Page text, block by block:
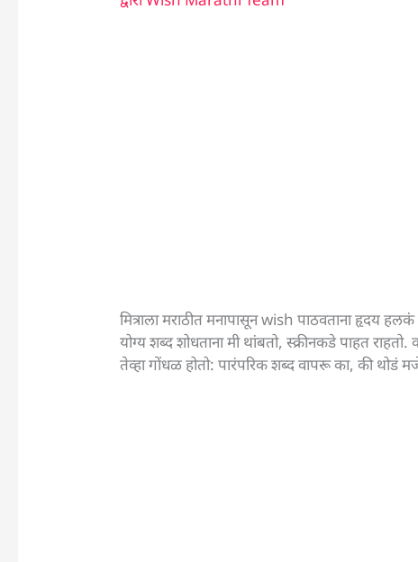
मित्राला मराठीत मनापासून wish पाठवताना हृदय
योग्य शब्द शोधताना मी थांबतो, स्क्रीनकडे पाहत
तेव्हा गोंधळ होतो: पारंपरिक शब्द वापरू का, की थोडं